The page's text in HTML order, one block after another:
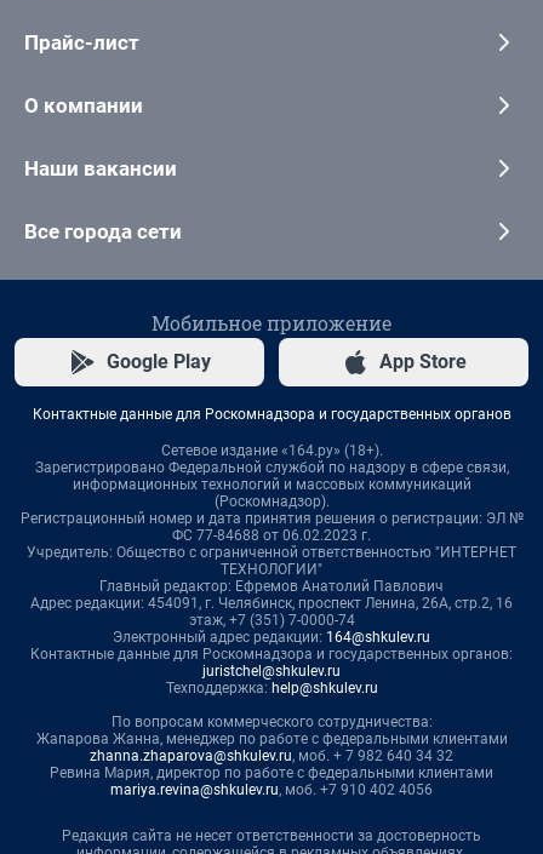
Прайс-лист
О компании
Наши вакансии
Все города сети
Мобильное приложение
Google Play App Store
Контактные данные для Роскомнадзора и государственных органов
Сетевое издание «164.ру» (18+).
Зарегистрировано Федеральной службой по надзору в сфере связи,
информационных технологий и массовых коммуникаций
(Роскомнадзор).
Регистрационный номер и дата принятия решения о регистрации: ЭЛ №
ФС 77-84688 от 06.02.2023 г.
Учредитель: Общество с ограниченной ответственностью "ИНТЕРНЕТ
ТЕХНОЛОГИИ"
Главный редактор: Ефремов Анатолий Павлович
Адрес редакции: 454091, г. Челябинск, проспект Ленина, 26А, стр.2, 16
этаж, +7 (351) 7-0000-74
Электронный адрес редакции: 164@shkulev.ru
Контактные данные для Роскомнадзора и государственных органов:
juristchel@shkulev.ru
Техподдержка: help@shkulev.ru
По вопросам коммерческого сотрудничества:
Жапарова Жанна, менеджер по работе с федеральными клиентами
zhanna.zhaparova@shkulev.ru, моб. + 7 982 640 34 32
Ревина Мария, директор по работе с федеральными клиентами
mariya.revina@shkulev.ru, моб. +7 910 402 4056
Редакция сайта не несет ответственности за достоверность